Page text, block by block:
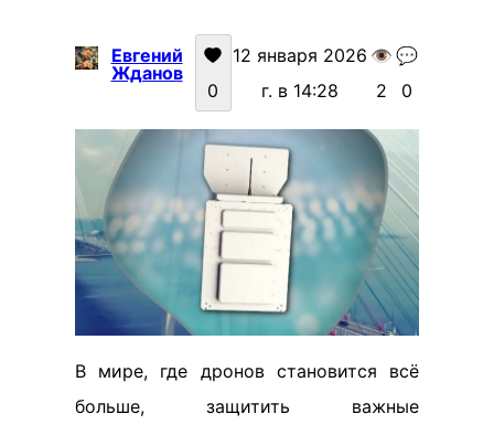
Евгений
Жданов
0
12 января 2026
г. в 14:28
👁️
2
💬
0
В мире, где дронов становится всё
больше, защитить важные